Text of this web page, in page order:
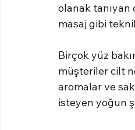
olanak tanıyan
masaj gibi
Birçok yüz
müşteriler cilt
aromalar ve
isteyen yoğun